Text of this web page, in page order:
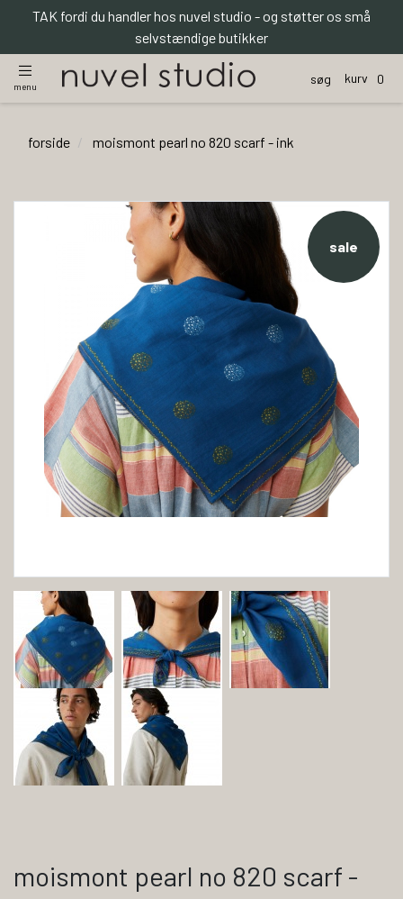
TAK fordi du handler hos nuvel studio - og støtter os små
selvstændige butikker
menu
søg kurv 0
forside moismont pearl no 820 scarf - ink
sale
moismont pearl no 820 scarf -